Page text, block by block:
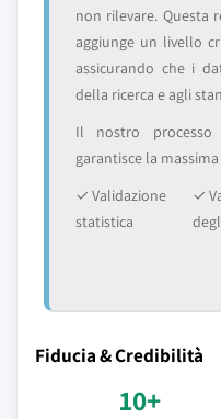
non rilevare. Questa
aggiunge un livello
assicurando che i
della ricerca e agli
Il nostro
garantisce la
✓ Validazione
statistica
✓
Fiducia & Credibilità
10+